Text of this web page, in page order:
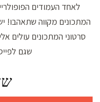
לאחד העמודים
המתכונים מקווה שתאהבו!
סרטוני המתכונים עולים
שגם